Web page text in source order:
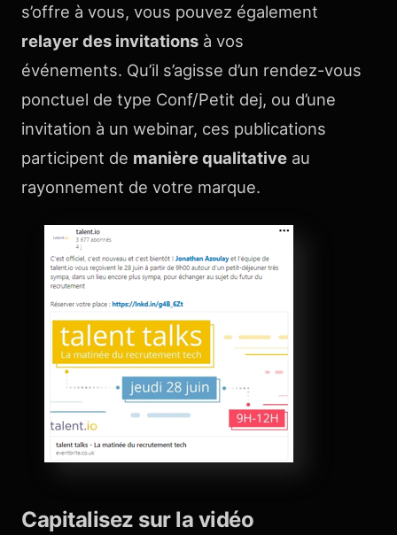
s’offre à vous, vous pouvez également
relayer des invitations à vos
événements. Qu’il s’agisse d’un rendez-vous
ponctuel de type Conf/Petit dej, ou d’une
invitation à un webinar, ces publications
participent de manière qualitative au
rayonnement de votre marque.
Capitalisez sur la vidéo